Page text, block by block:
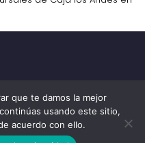
que te damos la mejor
usando este sitio,
acuerdo con ello.